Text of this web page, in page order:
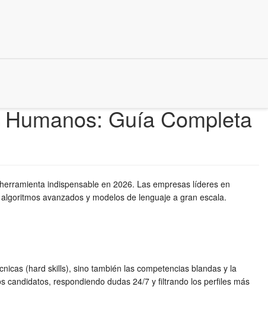
Guía Completa
indispensable en 2026. Las empresas líderes en
avanzados y modelos de lenguaje a gran escala.
(hard skills), sino también las competencias blandas y la
respondiendo dudas 24/7 y filtrando los perfiles más